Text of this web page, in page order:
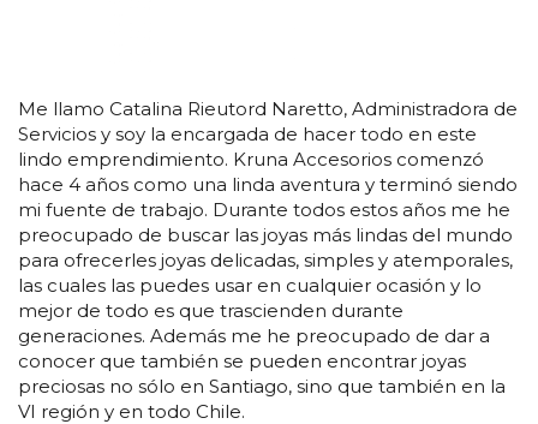
Me llamo Catalina Rieutord Naretto, Administradora de
Servicios y soy la encargada de hacer todo en este
lindo emprendimiento. Kruna Accesorios comenzó
hace 4 años como una linda aventura y terminó siendo
mi fuente de trabajo. Durante todos estos años me he
preocupado de buscar las joyas más lindas del mundo
para ofrecerles joyas delicadas, simples y atemporales,
las cuales las puedes usar en cualquier ocasión y lo
mejor de todo es que trascienden durante
generaciones. Además me he preocupado de dar a
conocer que también se pueden encontrar joyas
preciosas no sólo en Santiago, sino que también en la
VI región y en todo Chile.